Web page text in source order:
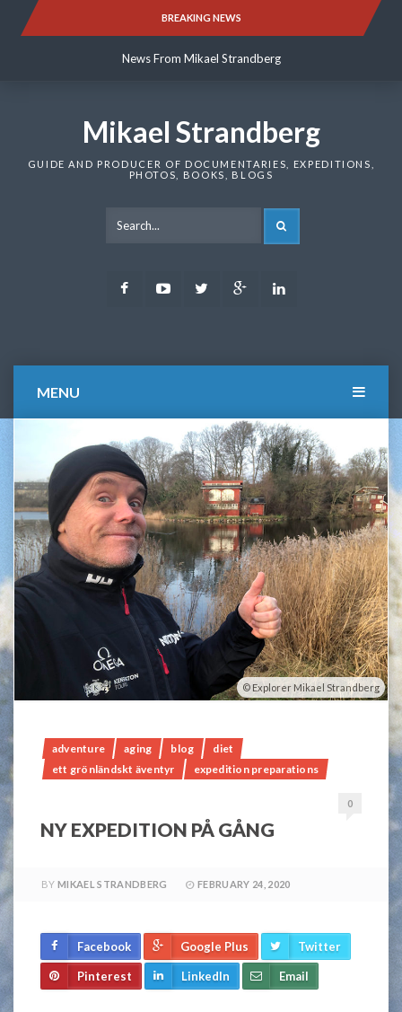
BREAKING NEWS
News From Mikael Strandberg
News From Mikael Strandberg
Mikael Strandberg
GUIDE AND PRODUCER OF DOCUMENTARIES, EXPEDITIONS,
PHOTOS, BOOKS, BLOGS
FacebookYoutubeTwitter Google
MENU
Explorer Mikael Strandberg
adventure aging blog
diet
ett grönländskt äventyr
expedition preparations
0
NY EXPEDITION PÅ GÅNG
BY MIKAEL STRANDBERG FEBRUARY 24, 2020
Facebook Google Plus Twitter
Pinterest LinkedIn Email